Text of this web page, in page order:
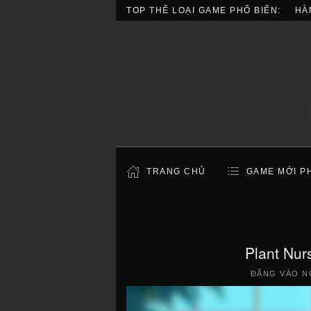
TOP THỂ LOẠI GAME PHỔ BIẾN:
TRANG CHỦ GAME MỚI
Plant
ĐĂNG VÀO